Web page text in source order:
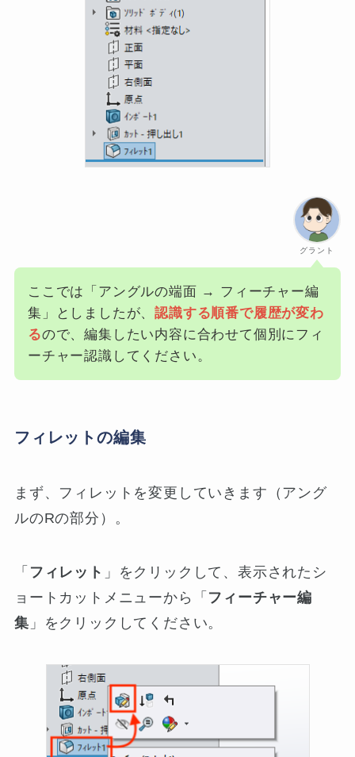
グラント
ここでは「アングルの端面 → フィーチャー編
集」としましたが、認識する順番で履歴が変わ
るので、編集したい内容に合わせて個別にフィ
ーチャー認識してください。
フィレットの編集
まず、フィレットを変更していきます（アング
ルのRの部分）。
「 フィレット 」をクリックして、表示されたシ
ョートカットメニューから「 フィーチャー編
集 」をクリックしてください。